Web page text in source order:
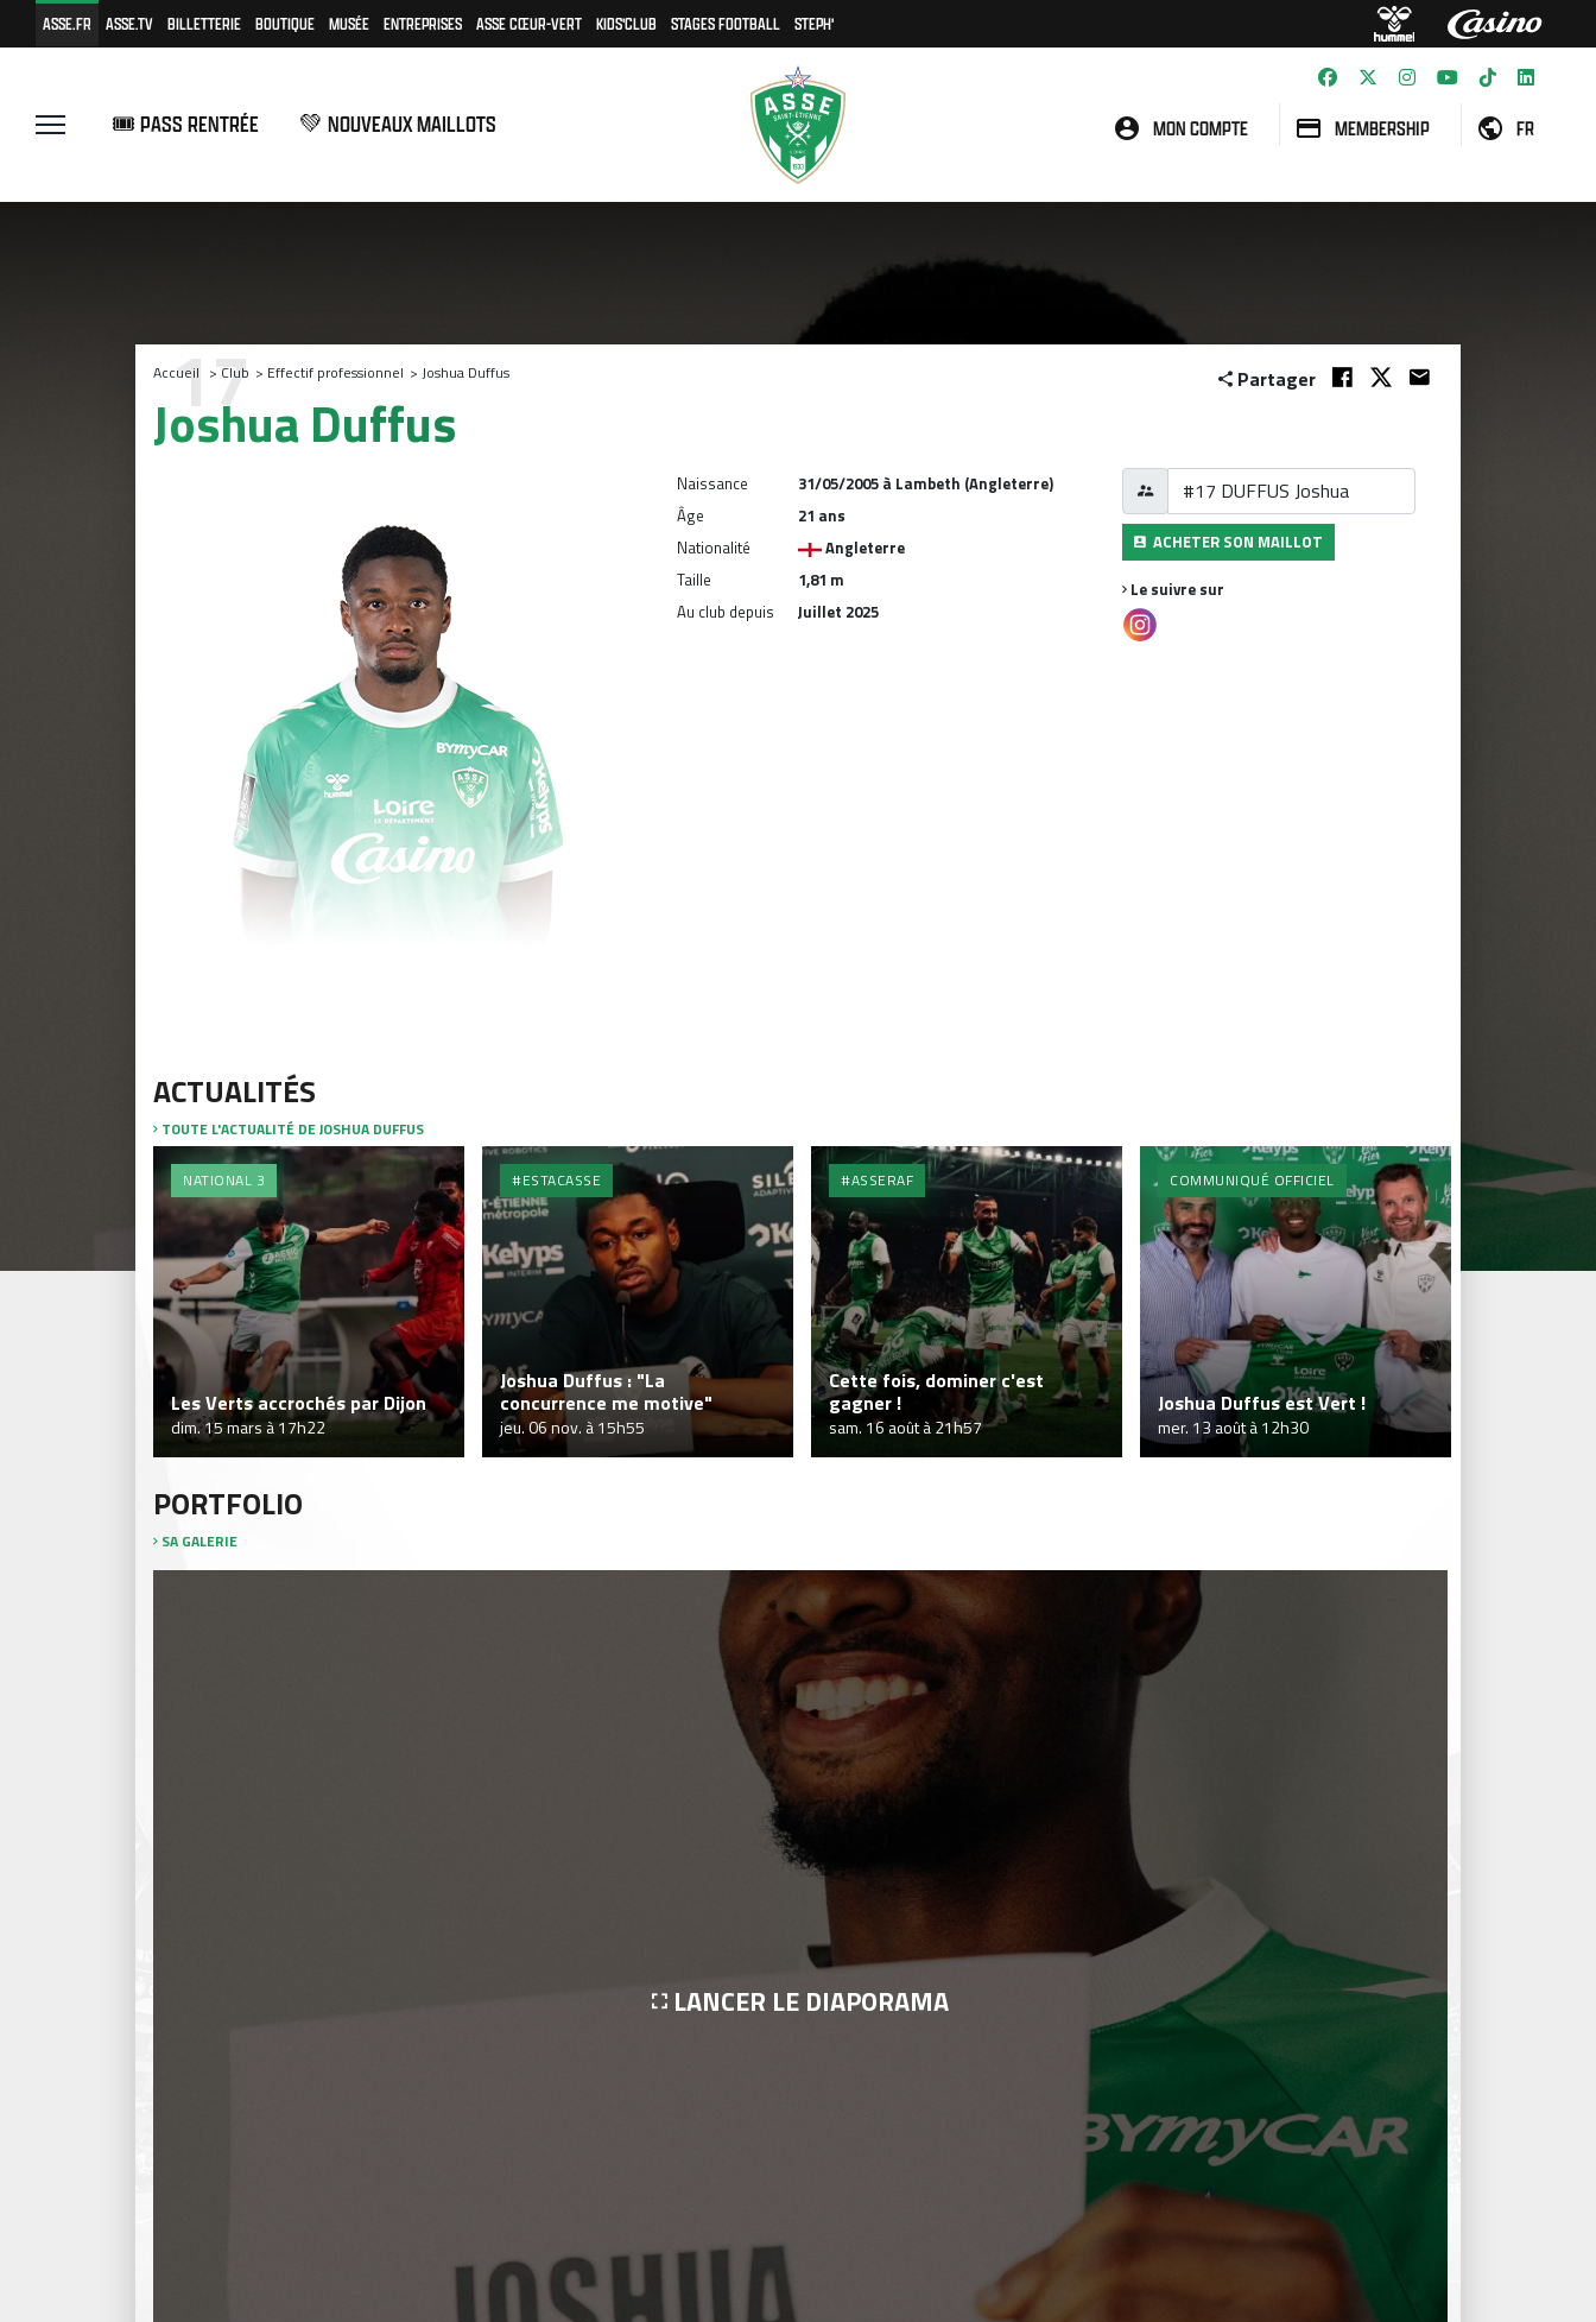
ASSE.FR ASSE.TV BILLETTERIE BOUTIQUE MUSÉE ENTREPRISES ASSE CŒUR-VERT KIDS'CLUB STAGES FOOTBALL STEPH'
🎟️ PASS RENTRÉE 💚 NOUVEAUX MAILLOTS MON COMPTE MEMBERSHIP FR
Accueil > Club > Effectif professionnel > Joshua Duffus Partager
Joshua Duffus
17
Naissance
31/05/2005 à Lambeth (Angleterre)
Âge
21 ans
Nationalité
Angleterre
Taille
1,81 m
Au club depuis
Juillet 2025
ACHETER SON MAILLOT
Le suivre sur
ACTUALITÉS
TOUTE L'ACTUALITÉ DE JOSHUA DUFFUS
NATIONAL 3
Les Verts accrochés par Dijon
dim. 15 mars à 17h22
#ESTACASSE
Joshua Duffus : "La
concurrence me motive"
jeu. 06 nov. à 15h55
#ASSERAF
Cette fois, dominer c'est
gagner !
sam. 16 août à 21h57
COMMUNIQUÉ OFFICIEL
Joshua Duffus est Vert !
mer. 13 août à 12h30
PORTFOLIO
SA GALERIE
LANCER LE DIAPORAMA